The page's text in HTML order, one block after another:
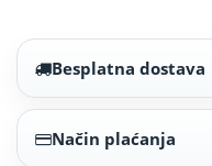
Besplatna dostava
Način plaćanja